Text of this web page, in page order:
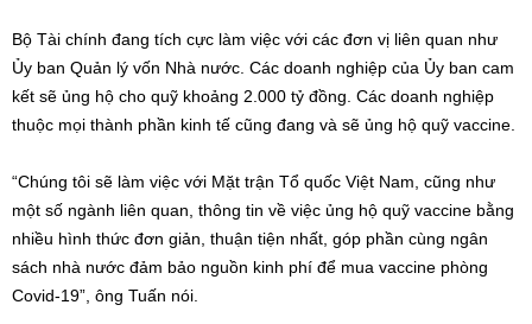
Bộ Tài chính đang tích cực làm việc với các đơn vị liên quan như
Ủy ban Quản lý vốn Nhà nước. Các doanh nghiệp của Ủy ban cam
kết sẽ ủng hộ cho quỹ khoảng 2.000 tỷ đồng. Các doanh nghiệp
thuộc mọi thành phần kinh tế cũng đang và sẽ ủng hộ quỹ vaccine.
“Chúng tôi sẽ làm việc với Mặt trận Tổ quốc Việt Nam, cũng như
một số ngành liên quan, thông tin về việc ủng hộ quỹ vaccine bằng
nhiều hình thức đơn giản, thuận tiện nhất, góp phần cùng ngân
sách nhà nước đảm bảo nguồn kinh phí để mua vaccine phòng
Covid-19”, ông Tuấn nói.